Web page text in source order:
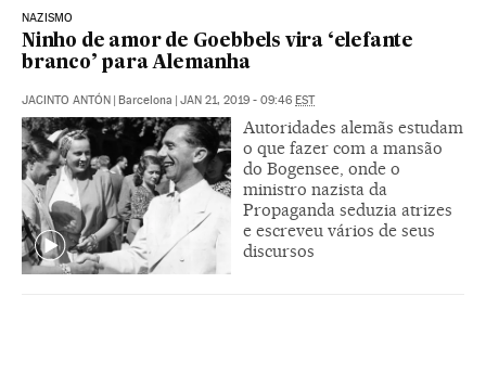
NAZISMO
Ninho de amor de Goebbels vira ‘elefante
branco’ para Alemanha
JACINTO ANTÓN | Barcelona | JAN 21, 2019 - 09:46 EST
Autoridades alemãs estudam
o que fazer com a mansão
do Bogensee, onde o
ministro nazista da
Propaganda seduzia atrizes
e escreveu vários de seus
discursos